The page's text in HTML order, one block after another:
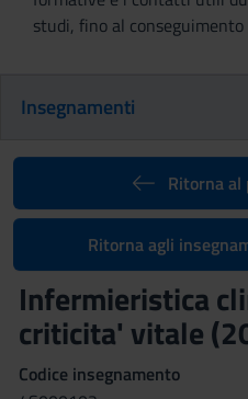
studi, fino al
Insegnamenti
Ritorna
Ritorna agli
Infermieristica
criticita' vitale
Codice insegnamento